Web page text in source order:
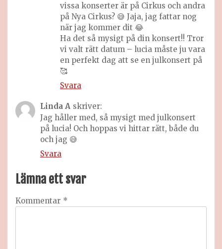
vissa konserter är på Cirkus och andra
på Nya Cirkus? 😅 Jaja, jag fattar nog
när jag kommer dit 😂
Ha det så mysigt på din konsert!! Tror
vi valt rätt datum – lucia måste ju vara
en perfekt dag att se en julkonsert på
🥰
Svara
Linda A skriver:
Jag håller med, så mysigt med julkonsert
på lucia! Och hoppas vi hittar rätt, både du
och jag 😅
Svara
Lämna ett svar
Kommentar *